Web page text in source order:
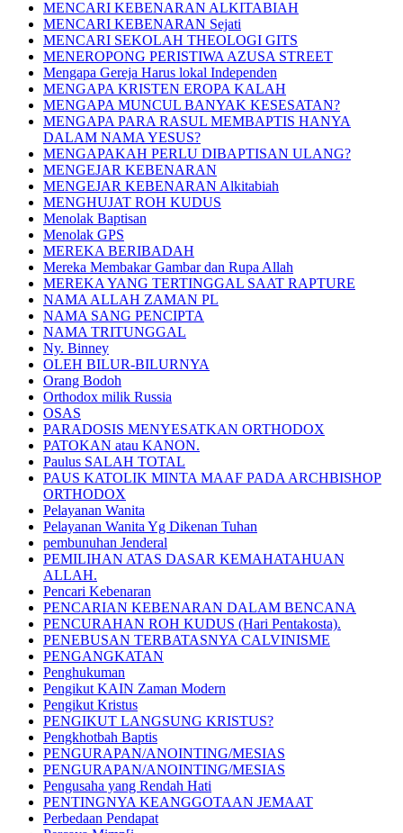
MENCARI KEBENARAN ALKITABIAH
MENCARI KEBENARAN Sejati
MENCARI SEKOLAH THEOLOGI GITS
MENEROPONG PERISTIWA AZUSA STREET
Mengapa Gereja Harus lokal Independen
MENGAPA KRISTEN EROPA KALAH
MENGAPA MUNCUL BANYAK KESESATAN?
MENGAPA PARA RASUL MEMBAPTIS HANYA
DALAM NAMA YESUS?
MENGAPAKAH PERLU DIBAPTISAN ULANG?
MENGEJAR KEBENARAN
MENGEJAR KEBENARAN Alkitabiah
MENGHUJAT ROH KUDUS
Menolak Baptisan
Menolak GPS
MEREKA BERIBADAH
Mereka Membakar Gambar dan Rupa Allah
MEREKA YANG TERTINGGAL SAAT RAPTURE
NAMA ALLAH ZAMAN PL
NAMA SANG PENCIPTA
NAMA TRITUNGGAL
Ny. Binney
OLEH BILUR-BILURNYA
Orang Bodoh
Orthodox milik Russia
OSAS
PARADOSIS MENYESATKAN ORTHODOX
PATOKAN atau KANON.
Paulus SALAH TOTAL
PAUS KATOLIK MINTA MAAF PADA ARCHBISHOP
ORTHODOX
Pelayanan Wanita
Pelayanan Wanita Yg Dikenan Tuhan
pembunuhan Jenderal
PEMILIHAN ATAS DASAR KEMAHATAHUAN
ALLAH.
Pencari Kebenaran
PENCARIAN KEBENARAN DALAM BENCANA
PENCURAHAN ROH KUDUS (Hari Pentakosta).
PENEBUSAN TERBATASNYA CALVINISME
PENGANGKATAN
Penghukuman
Pengikut KAIN Zaman Modern
Pengikut Kristus
PENGIKUT LANGSUNG KRISTUS?
Pengkhotbah Baptis
PENGURAPAN/ANOINTING/MESIAS
PENGURAPAN/ANOINTING/MESIAS
Pengusaha yang Rendah Hati
PENTINGNYA KEANGGOTAAN JEMAAT
Perbedaan Pendapat